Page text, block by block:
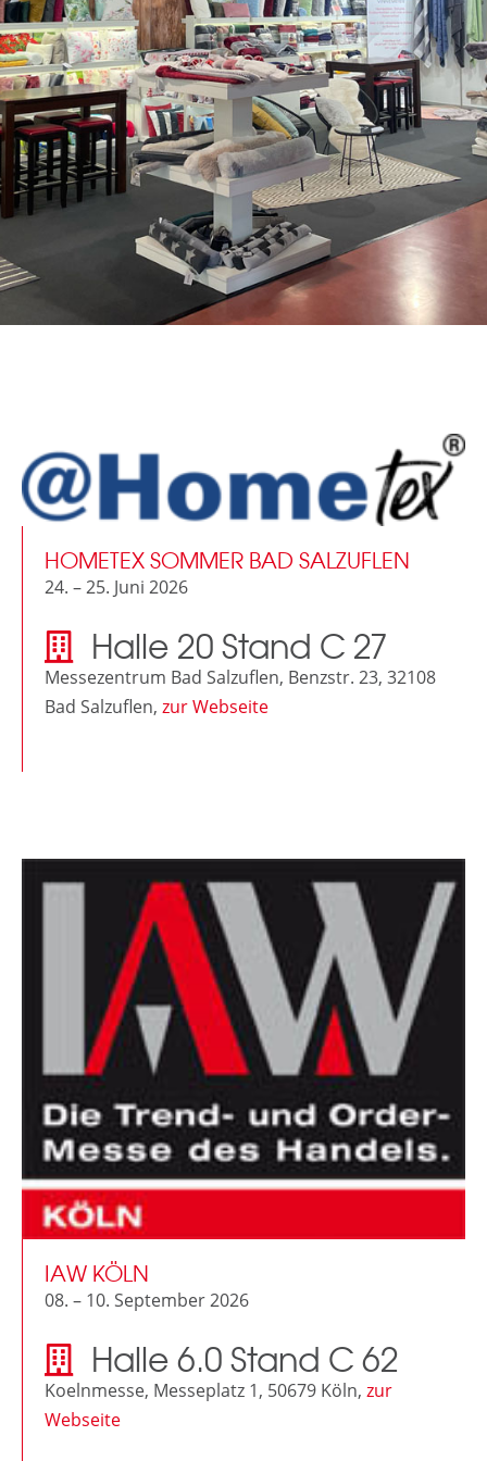
Unsere geplanten Messe-Termine
HOMETEX SOMMER BAD SALZUFLEN
24. – 25. Juni 2026
Halle 20 Stand C 27
Messezentrum Bad Salzuflen, Benzstr. 23, 32108
Bad Salzuflen, zur Webseite
IAW KÖLN
08. – 10. September 2026
Halle 6.0 Stand C 62
Koelnmesse, Messeplatz 1, 50679 Köln, zur
Webseite